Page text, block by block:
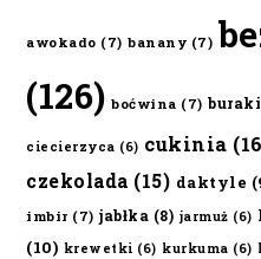
awokado (7) banany (7)
(126) boćwina (7) buraki
ciecierzyca (6) cukinia
czekolada (15) daktyle
imbir (7) jabłka (8) jarmuż (6)
(10) krewetki (6) kurkuma (6)